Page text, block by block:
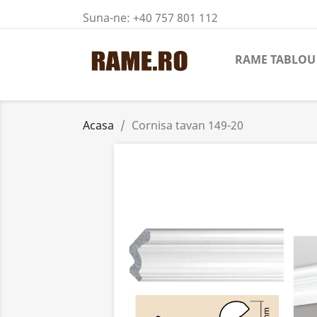
Suna-ne: +40 757 801 112
RAME TABLOU
Acasa Cornisa tavan 149-20